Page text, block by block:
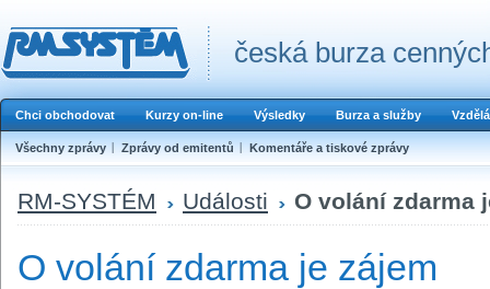
česká burza
Chci obchodovat Kurzy on-line Výsledky Burza a služby
Všechny zprávy Zprávy od emitentů Komentáře a tiskové zprávy
RM-SYSTÉM Události O volání zdarma
O volání zdarma je zájem